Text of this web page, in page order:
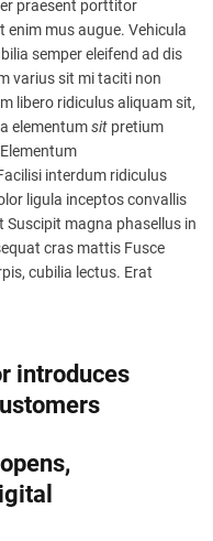
praesent porttitor
mus augue. Vehicula
semper eleifend ad dis
varius sit mi taciti non
libero ridiculus aliquam sit,
elementumsit pretium
interdum ridiculus
ligula inceptos convallis
magna phasellus in
cras mattis Fusce
cubilia lectus. Erat
introduces